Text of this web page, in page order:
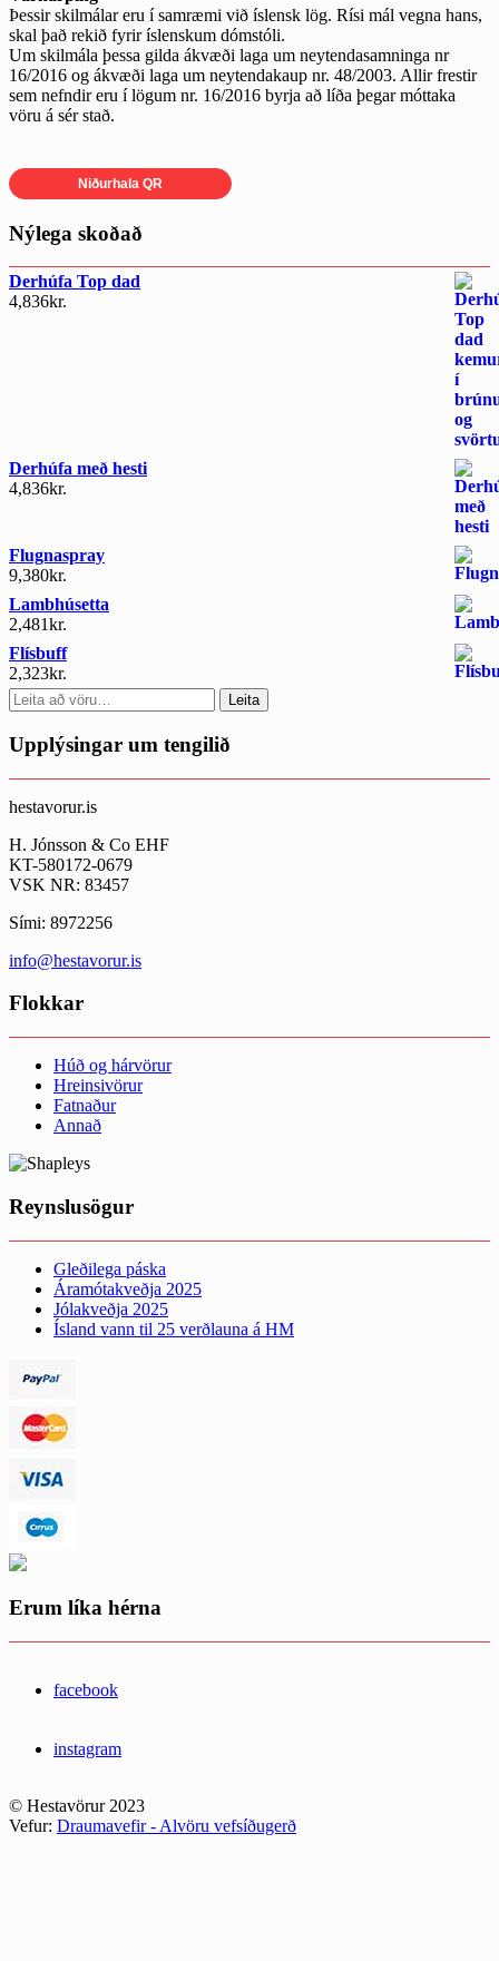
Þessir skilmálar eru í samræmi við íslensk lög. Rísi mál vegna hans,
skal það rekið fyrir íslenskum dómstóli.
Um skilmála þessa gilda ákvæði laga um neytendasamninga nr
16/2016 og ákvæði laga um neytendakaup nr. 48/2003. Allir frestir
sem nefndir eru í lögum nr. 16/2016 byrja að líða þegar móttaka
vöru á sér stað.
Niðurhala QR
Nýlega skoðað
Derhúfa Top dad
4,836kr.
Derhúfa með hesti
4,836kr.
Flugnaspray
9,380kr.
Lambhúsetta
2,481kr.
Flísbuff
2,323kr.
Search
for:
Leita
Upplýsingar um tengilið
hestavorur.is
H. Jónsson & Co EHF
KT-580172-0679
VSK NR: 83457
Sími: 8972256
info@hestavorur.is
Flokkar
Húð og hárvörur
Hreinsivörur
Fatnaður
Annað
Reynslusögur
Gleðilega páska
Áramótakveðja 2025
Jólakveðja 2025
Ísland vann til 25 verðlauna á HM
Erum líka hérna
facebook
instagram
© Hestavörur 2023
Vefur: Draumavefir - Alvöru vefsíðugerð